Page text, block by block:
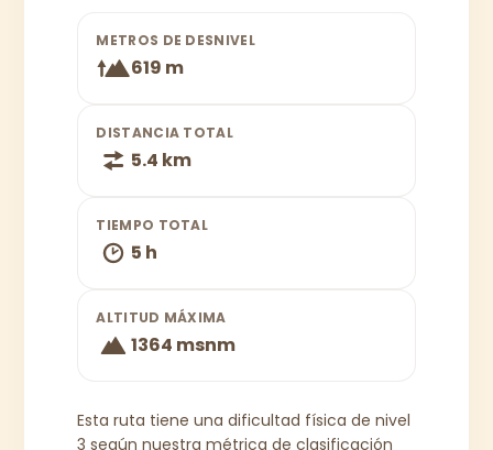
METROS DE DESNIVEL
619 m
DISTANCIA TOTAL
5.4 km
TIEMPO TOTAL
5 h
ALTITUD MÁXIMA
1364 msnm
Esta ruta tiene una dificultad física de nivel
3 según nuestra métrica de clasificación